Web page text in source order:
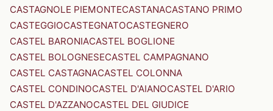
CASTAGNOLE PIEMONTECASTANACASTANO PRIMO
CASTEGGIOCASTEGNATOCASTEGNERO
CASTEL BARONIACASTEL BOGLIONE
CASTEL BOLOGNESECASTEL CAMPAGNANO
CASTEL CASTAGNACASTEL COLONNA
CASTEL CONDINOCASTEL D'AIANOCASTEL D'ARIO
CASTEL D'AZZANOCASTEL DEL GIUDICE